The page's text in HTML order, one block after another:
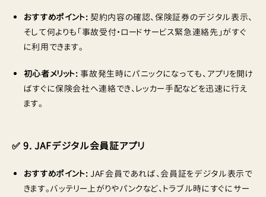
おすすめポイント: 契約内容の確認、保険証券のデジタル表示、
そして何よりも「事故受付・ロードサービス緊急連絡先」がすぐ
に利用できます。
初心者メリット: 事故発生時にパニックになっても、アプリを開け
ばすぐに保険会社へ連絡でき、レッカー手配などを迅速に行え
ます。
✅ 9. JAFデジタル会員証アプリ
おすすめポイント: JAF会員であれば、会員証をデジタル表示で
きます。バッテリー上がりやパンクなど、トラブル時にすぐにサー